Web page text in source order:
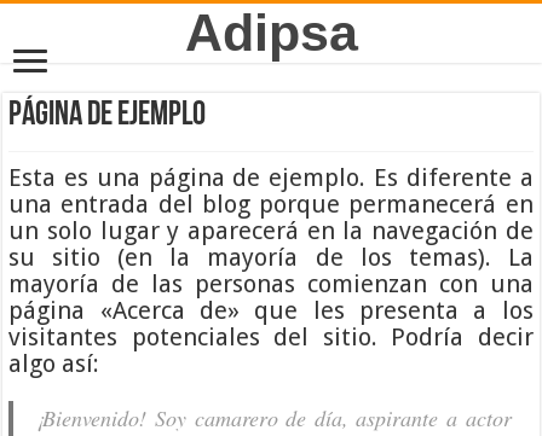
Adipsa
Página de ejemplo
Esta es una página de ejemplo. Es diferente a
una entrada del blog porque permanecerá en
un solo lugar y aparecerá en la navegación de
su sitio (en la mayoría de los temas). La
mayoría de las personas comienzan con una
página «Acerca de» que les presenta a los
visitantes potenciales del sitio. Podría decir
algo así:
¡Bienvenido! Soy camarero de día, aspirante a actor